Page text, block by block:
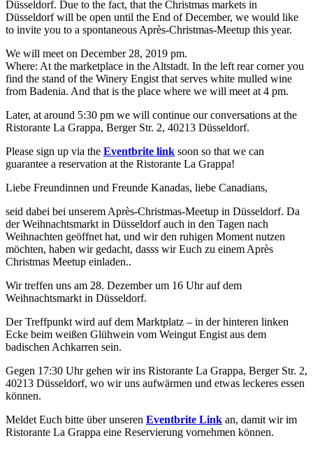
Düsseldorf. Due to the fact, that the Christmas markets in
Düsseldorf will be open until the End of December, we would like
to invite you to a spontaneous Après-Christmas-Meetup this year.
We will meet on December 28, 2019 pm.
Where: At the marketplace in the Altstadt. In the left rear corner you
find the stand of the Winery Engist that serves white mulled wine
from Badenia. And that is the place where we will meet at 4 pm.
Later, at around 5:30 pm we will continue our conversations at the
Ristorante La Grappa, Berger Str. 2, 40213 Düsseldorf.
Please sign up via the Eventbrite link soon so that we can
guarantee a reservation at the Ristorante La Grappa!
Liebe Freundinnen und Freunde Kanadas, liebe Canadians,
seid dabei bei unserem Après-Christmas-Meetup in Düsseldorf. Da
der Weihnachtsmarkt in Düsseldorf auch in den Tagen nach
Weihnachten geöffnet hat, und wir den ruhigen Moment nutzen
möchten, haben wir gedacht, dasss wir Euch zu einem Après
Christmas Meetup einladen..
Wir treffen uns am 28. Dezember um 16 Uhr auf dem
Weihnachtsmarkt in Düsseldorf.
Der Treffpunkt wird auf dem Marktplatz – in der hinteren linken
Ecke beim weißen Glühwein vom Weingut Engist aus dem
badischen Achkarren sein.
Gegen 17:30 Uhr gehen wir ins Ristorante La Grappa, Berger Str. 2,
40213 Düsseldorf, wo wir uns aufwärmen und etwas leckeres essen
können.
Meldet Euch bitte über unseren Eventbrite Link an, damit wir im
Ristorante La Grappa eine Reservierung vornehmen können.